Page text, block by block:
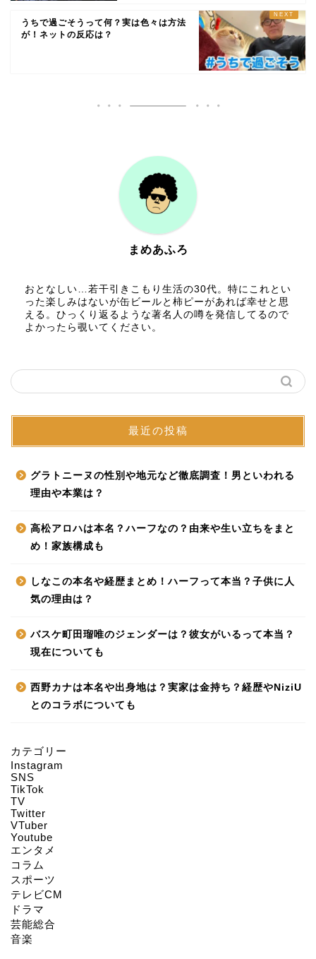
うちで過ごそうって何？実は色々は方法
が！ネットの反応は？
まめあふろ
おとなしい…若干引きこもり生活の30代。特にこれとい
った楽しみはないが缶ビールと柿ピーがあれば幸せと思
える。ひっくり返るような著名人の噂を発信してるので
よかったら覗いてください。
最近の投稿
グラトニーヌの性別や地元など徹底調査！男といわれる
理由や本業は？
高松アロハは本名？ハーフなの？由来や生い立ちをまと
め！家族構成も
しなこの本名や経歴まとめ！ハーフって本当？子供に人
気の理由は？
バスケ町田瑠唯のジェンダーは？彼女がいるって本当？
現在についても
西野カナは本名や出身地は？実家は金持ち？経歴やNiziU
とのコラボについても
カテゴリー
Instagram
SNS
TikTok
TV
Twitter
VTuber
Youtube
エンタメ
コラム
スポーツ
テレビCM
ドラマ
芸能総合
音楽